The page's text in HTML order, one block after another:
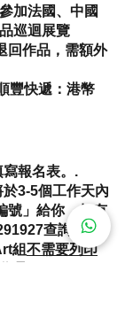
加法國、中國
巡迴展覽
回作品，需額外
豐快遞：港幣
報名表。.
3-5個工作天內
號」給你，如有
查詢。
組不需要列印